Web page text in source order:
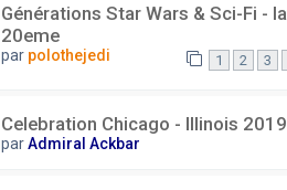
Générations Star Wars & Sci-Fi - la
20eme
par polothejedi 1 2 3
Celebration Chicago - Illinois 2019
parAdmiral Ackbar